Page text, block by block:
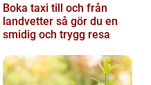
Boka taxi till och från
landvetter så gör du en
smidig och trygg resa